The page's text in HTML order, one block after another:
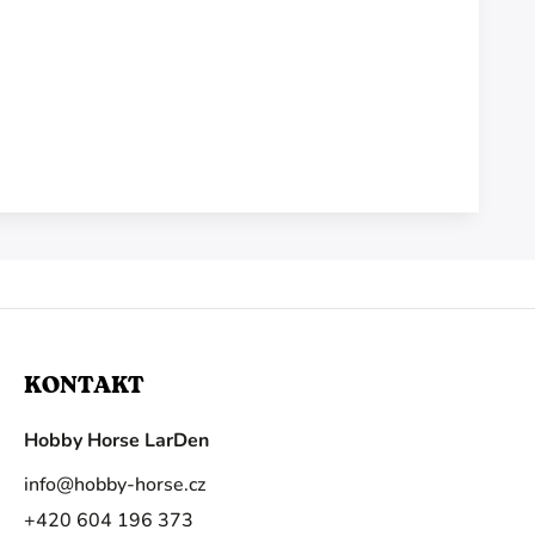
KONTAKT
Hobby Horse LarDen
info@hobby-horse.cz
+420 604 196 373